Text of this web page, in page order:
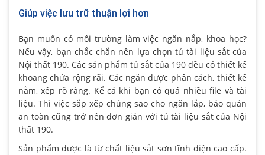
Giúp việc lưu trữ thuận lợi hơn
Bạn muốn có môi trường làm việc ngăn nắp, khoa học?
Nếu vậy, bạn chắc chắn nên lựa chọn tủ tài liệu sắt của
Nội thất 190. Các sản phẩm tủ sắt của 190 đều có thiết kế
khoang chứa rộng rãi. Các ngăn được phân cách, thiết kế
nằm, xếp rõ ràng. Kể cả khi bạn có quá nhiều file và tài
liệu. Thì việc sắp xếp chúng sao cho ngăn lắp, bảo quản
an toàn cũng trở nên đơn giản với tủ tài liệu sắt của Nội
thất 190.
Sản phẩm được là từ chất liệu sắt sơn tĩnh điện cao cấp.